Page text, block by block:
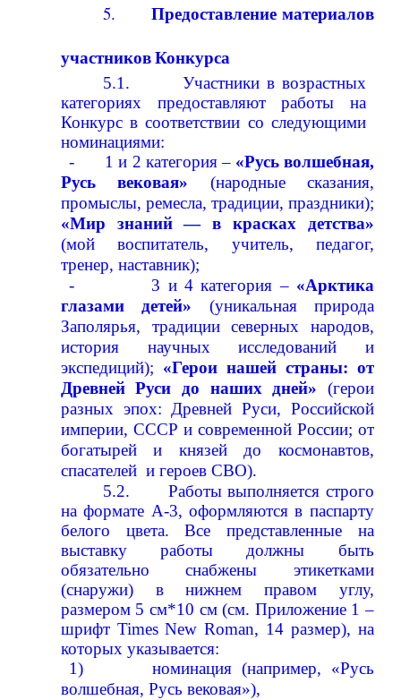
5. Предоставление материалов
участниковКонкурса
5.1.
Участники в возрастных
категориях предоставляют работы на
Конкурс в соответствии со следующими
номинациями:
-
1 и 2 категория – «Русь волшебная,
Русь вековая» (народные сказания,
промыслы, ремесла, традиции, праздники);
«Мир знаний — в красках детства»
(мой воспитатель, учитель, педагог,
тренер, наставник);
-
3 и 4 категория – «Арктика
глазами детей» (уникальная природа
Заполярья, традиции северных народов,
история научных исследований и
экспедиций); «Герои нашей страны: от
Древней Руси до наших дней» (герои
разных эпох: Древней Руси, Российской
империи, СССР и современной России; от
богатырей и князей до космонавтов,
спасателей и героев СВО).
5.2.
Работы выполняется строго
на формате А-3, оформляются в паспарту
белого цвета. Все представленные на
выставку работы должны быть
обязательно снабжены этикетками
(снаружи) в нижнем правом углу,
размером 5 см*10 см (см. Приложение 1 –
шрифт Times New Roman, 14 размер), на
которых указывается:
1)
номинация (например, «Русь
волшебная, Русь вековая»),